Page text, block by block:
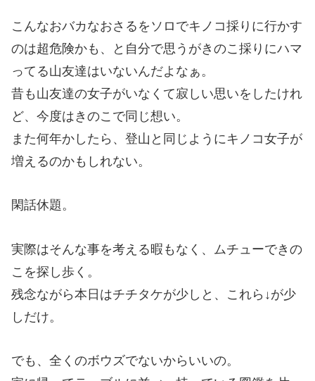
こんなおバカなおさるをソロでキノコ採りに行かす
のは超危険かも、と自分で思うがきのこ採りにハマ
ってる山友達はいないんだよなぁ。
昔も山友達の女子がいなくて寂しい思いをしたけれ
ど、今度はきのこで同じ想い。
また何年かしたら、登山と同じようにキノコ女子が
増えるのかもしれない。
閑話休題。
実際はそんな事を考える暇もなく、ムチューできの
こを探し歩く。
残念ながら本日はチチタケが少しと、これら↓が少
しだけ。
でも、全くのボウズでないからいいの。